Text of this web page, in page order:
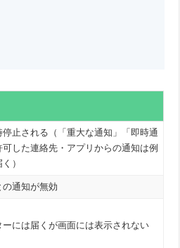
停止される（「重大な通知」「即時通
可した連絡先・アプリからの通知は例
）
の通知が無効
ーには届くが画面には表示されない